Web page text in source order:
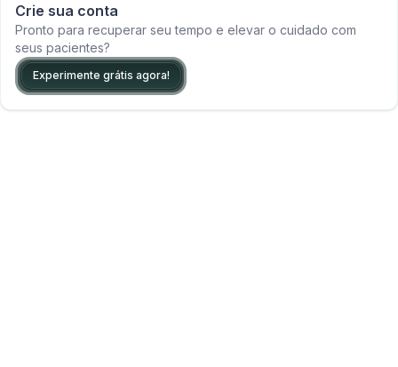
Crie sua conta
Pronto para recuperar seu tempo e elevar o cuidado com
seus pacientes?
Experimente grátis agora!